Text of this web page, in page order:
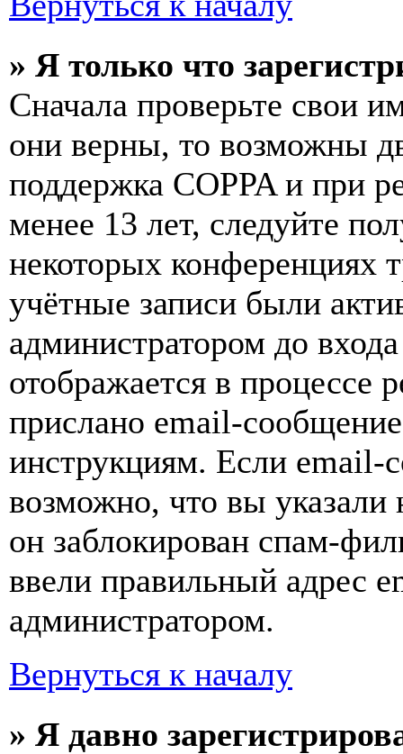
» Я только что
Сначала проверьте свои
они верны, то возможны
поддержка COPPA и при
менее 13 лет, следуйте
некоторых конференциях
учётные записи были
администратором до
отображается в процессе
прислано email-
инструкциям. Если email-
возможно, что вы
он заблокирован спам-
ввели правильный адрес
администратором.
Вернуться к началу
» Я давно